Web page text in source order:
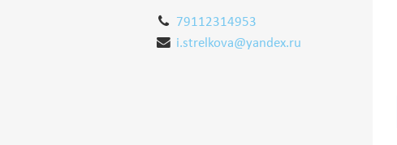
79112314953
i.strelkova@yandex.ru